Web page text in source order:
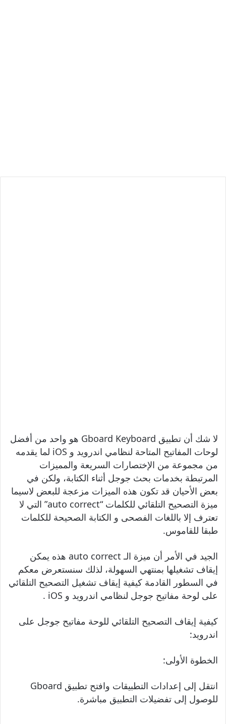
لا شك أن تطبيق Gboard Keyboard هو واحد من أفضل
لوحات المفاتيح المتاحة لنظامي اندرويد و iOS لما يقدمه
من مجموعة من الإختصارات السريعة والمميزات
المرتبطة بخدمات بحث جوجل أثناء الكتابة، ولكن في
بعض الأحيان قد تكون هذه الميزات مزعجة للبعض لاسيما
ميزة التصحيح التلقائي للكلمات “auto correct” التي لا
تعترف إلا باللغات الفصحى و الكتابة الصحيحة للكلمات
طبقا للقاموس.
الجيد في الأمر أن ميزة الـ auto correct هذه يمكن
إيقاف تشغيلها بمنتهي السهولة، لذلك سنستعرض معكم
في السطور القادمة كيفية إيقاف تشغيل التصحيح التلقائي
على لوحة مفاتيح جوجل لنظامي اندرويد و iOS .
كيفية إيقاف التصحيح التلقائي للوحة مفاتيح جوجل على
اندرويد:
الخطوة الأولى:
انتقل إلى إعدادات التطبيقات وافتح تطبيق Gboard
للوصول إلى تفضيلات التطبيق مباشرة.